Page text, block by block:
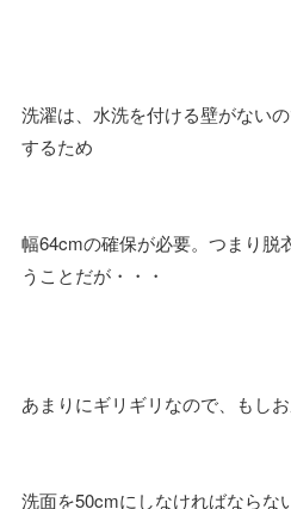
洗濯は、水洗を付ける壁がない
するため
幅64cmの確保が必要。つまり脱
うことだが・・・
あまりにギリギリなので、もし
洗面を50cmにしなければならな